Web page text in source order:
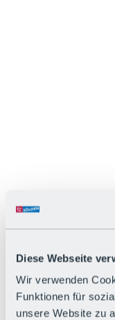
Diese Webseite
Wir verwenden
Funktionen für
unsere Website zu